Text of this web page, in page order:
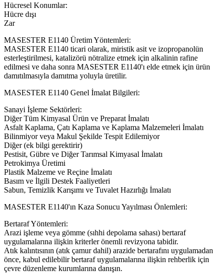
Hücresel Konumlar:
Hücre dışı
Zar
MASESTER E1140 Üretim Yöntemleri:
MASESTER E1140 ticari olarak, miristik asit ve izopropanolün
esterleştirilmesi, katalizörü nötralize etmek için alkalinin rafine
edilmesi ve daha sonra MASESTER E1140'ı elde etmek için ürün
damıtılmasıyla damıtma yoluyla üretilir.
MASESTER E1140 Genel İmalat Bilgileri:
Sanayi İşleme Sektörleri:
Diğer Tüm Kimyasal Ürün ve Preparat İmalatı
Asfalt Kaplama, Çatı Kaplama ve Kaplama Malzemeleri İmalatı
Bilinmiyor veya Makul Şekilde Tespit Edilemiyor
Diğer (ek bilgi gerektirir)
Pestisit, Gübre ve Diğer Tarımsal Kimyasal İmalatı
Petrokimya Üretimi
Plastik Malzeme ve Reçine İmalatı
Basım ve İlgili Destek Faaliyetleri
Sabun, Temizlik Karışımı ve Tuvalet Hazırlığı İmalatı
MASESTER E1140'ın Kaza Sonucu Yayılması Önlemleri:
Bertaraf Yöntemleri:
Arazi işleme veya gömme (sıhhi depolama sahası) bertaraf
uygulamalarına ilişkin kriterler önemli revizyona tabidir.
Atık kalıntısının (atık çamur dahil) arazide bertarafını uygulamadan
önce, kabul edilebilir bertaraf uygulamalarına ilişkin rehberlik için
çevre düzenleme kurumlarına danışın.